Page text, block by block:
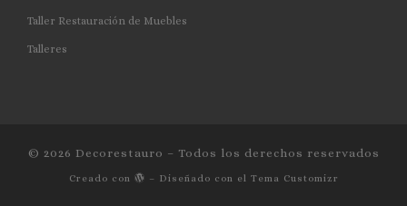
Taller Restauración de Muebles
Talleres
© 2026 Decorestauro – Todos los derechos reservados
Creado con – Diseñado con el Tema Customizr